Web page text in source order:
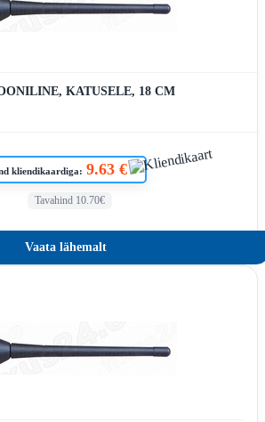
KATUSELE, 18 CM
kliendikaardiga: 9.63 €
Tavahind 10.70€
Vaata lähemalt